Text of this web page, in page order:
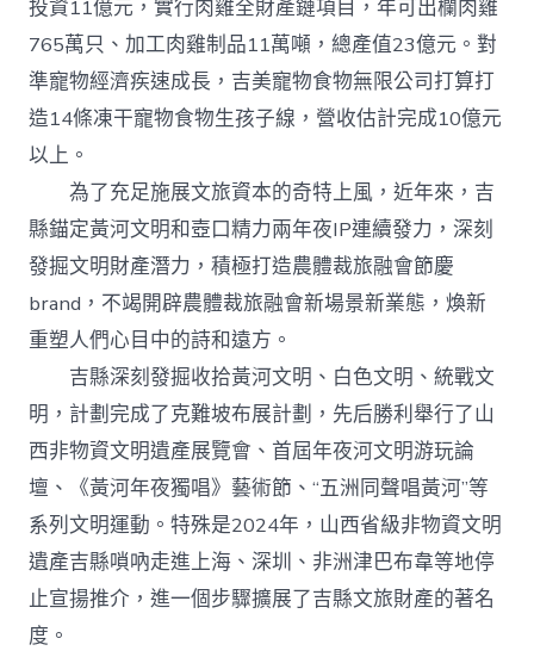
投資11億元，實行肉雞全財產鏈項目，年可出欄肉雞
765萬只、加工肉雞制品11萬噸，總產值23億元。對
準寵物經濟疾速成長，吉美寵物食物無限公司打算打
造14條凍干寵物食物生孩子線，營收估計完成10億元
以上。
為了充足施展文旅資本的奇特上風，近年來，吉
縣錨定黃河文明和壺口精力兩年夜IP連續發力，深刻
發掘文明財產潛力，積極打造農體裁旅融會節慶
brand，不竭開辟農體裁旅融會新場景新業態，煥新
重塑人們心目中的詩和遠方。
吉縣深刻發掘收拾黃河文明、白色文明、統戰文
明，計劃完成了克難坡布展計劃，先后勝利舉行了山
西非物資文明遺產展覽會、首屆年夜河文明游玩論
壇、《黃河年夜獨唱》藝術節、“五洲同聲唱黃河”等
系列文明運動。特殊是2024年，山西省級非物資文明
遺產吉縣嗩吶走進上海、深圳、非洲津巴布韋等地停
止宣揚推介，進一個步驟擴展了吉縣文旅財產的著名
度。